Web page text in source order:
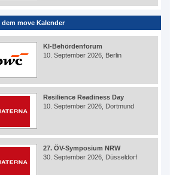
dem move Kalender
KI-Behördenforum
10. September 2026, Berlin
Resilience Readiness Day
10. September 2026, Dortmund
27. ÖV-Symposium NRW
30. September 2026, Düsseldorf